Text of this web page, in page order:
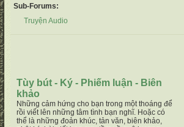
Sub-Forums:
Truyện Audio
Tùy bút - Ký - Phiếm luận - Biên
khảo
Những cảm hứng cho bạn trong một thoáng để
rồi viết lên những tâm tình bạn nghĩ. Hoặc có
thể là những đoản khúc, tản văn, biên khảo,